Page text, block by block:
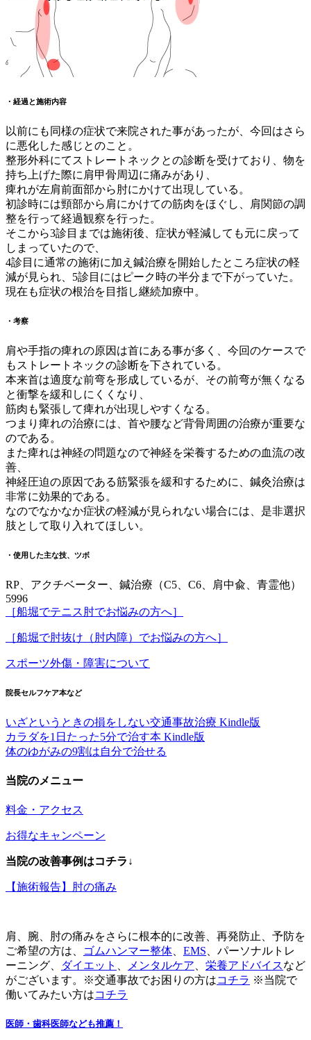
・経過と施術内容
以前にも同様の症状で来院された事があったが、今回はさら
に悪化した感じとのこと。
整形外科にてストレートネックとの診断を受けており、物を
持ち上げた際に肩甲骨周辺に痛みがあり、
痺れが左肩前面部から肘にかけて出現している。
初診時には頸部から肩にかけての筋肉をほぐし、肩関節の調
整を行って経過観察を行った。
そこから3診目までは施術後、症状が軽減しても元に戻って
しまっていたので、
4診目に通常の施術に加え鍼治療を開始したところ症状の軽
減が見られ、5診目にはピーク時の半分まで下がっていた。
現在も症状の根治を目指し継続加療中。
・考察
肩や手指の痺れの原因は首にある事が多く、今回のケースで
もストレートネックの診断を下されている。
本来首は適度な前弯を形成しているが、その前弯が無くなる
と衝撃を緩和しにくくなり、
筋肉も緊張して痺れが出現しやすくなる。
つまり痺れの治療には、首や腰など背骨周囲の治療が重要な
のである。
また痺れは神経の問題なので神経を栄養するための血流の改
善、
神経圧迫の原因である筋緊張を緩和するために、鍼灸治療は
非常に効果的である。
なのでなかなか症状の軽減が見られない場合には、是非選択
肢として取り入れてほしい。
・使用した主な技、ツボ
RP、アクチベーター、鍼治療（C5、C6、肩中兪、青霊他）
5996
［船堀でテニス肘でお悩みの方へ］
［船堀で肘抜け（肘内障）でお悩みの方へ］
スポーツ外傷・障害について
院長セルフケア本など
いざというときの損をしない交通事故治療 Kindle版
カラダを1日たった5分で治す本 Kindle版
体のゆがみの9割は自分で治せる
当院のメニュー
料金・アクセス
お得なキャンペーン
当院の改善事例はコチラ↓
【施術報告】肘の痛み
肩、腕、肘の痛みをさらに根本的に改善、再発防止、予防を
ご希望の方は、
ゴムハンマー整体 EMS 、パーソナルトレ
ーニング、
ダイエット メンタルケア 栄養アドバイスなど
がございます。※交通事故でお困りの方はコチラ ※当院で
働いてみたい方はコチラ
医師・歯科医師なども推薦！